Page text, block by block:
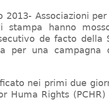
2013- Associazioni
stampa hanno
de facto della
per una campagna
nei primi due
Huma Rights